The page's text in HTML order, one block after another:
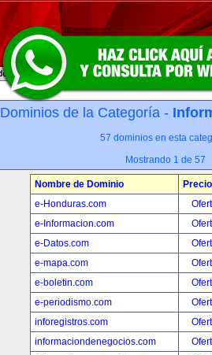
Dominios de la Categoría -
57 dominios en esta
Mostrando 1 de 57
Nombre de Dominio
Precio
e-Honduras.com
e-Informacion.com
e-Datos.com
e-mapa.com
e-boletin.com
e-periodismo.com
inforegistros.com
informaciondenegocios.com